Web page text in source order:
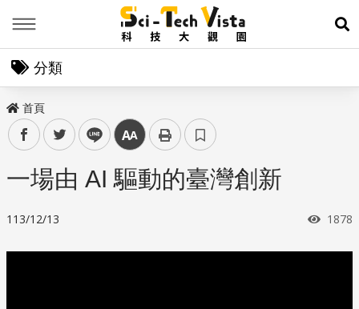
展
分類
首頁
facebooktwitter line 中
一場由 AI 驅動的臺灣創新
113/12/13 瀏覽
1878